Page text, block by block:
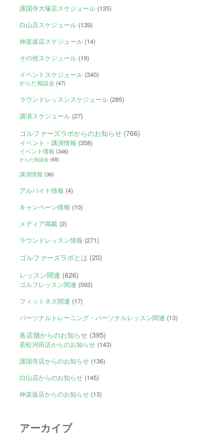
護国寺大塚店スケジュール(135)
白山店スケジュール(139)
神楽坂店スケジュール(14)
その他スケジュール(19)
イベントスケジュール(340)
からだ相談会(47)
ラウンドレッスンスケジュール(285)
講演スケジュール(27)
ゴルファーズラボからのお知らせ(766)
イベント・講演情報 (358)
イベント情報 (346)
からだ相談会(48)
講演情報 (36)
アルバイト情報 (4)
キャンペーン情報 (10)
メディア掲載(2)
ラウンドレッスン情報 (271)
ゴルファーズラボとは (20)
レッスン関連 (626)
ゴルフレッスン関連 (592)
フィットネス関連 (17)
パーソナルトレーニング・パーソナルレッスン関連 (13)
各店舗からのお知らせ(395)
若松河田店からのお知らせ(143)
護国寺店からのお知らせ(136)
白山店からのお知らせ(145)
神楽坂店からのお知らせ(13)
アーカイブ